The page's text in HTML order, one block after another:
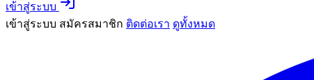
เข้าสู่ระบบ
เข้าสู่ระบบ สมัครสมาชิก ติดต่อเรา ดูทั้งหมด